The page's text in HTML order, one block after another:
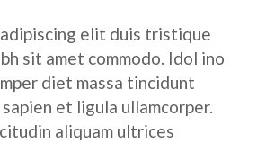
elit duis tristique
sit amet commodo. Idol ino
diet massa tincidunt
et ligula ullamcorper.
aliquam ultrices